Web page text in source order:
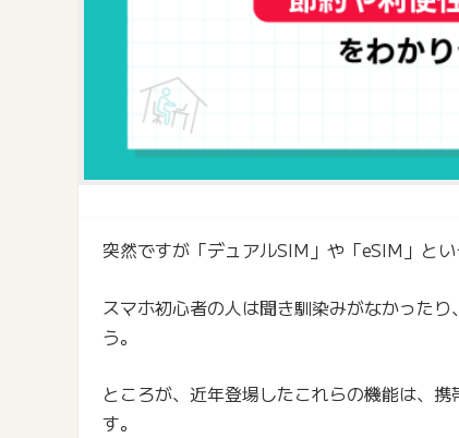
突然ですが「デュアルSIM」や「eSIM」と
スマホ初心者の人は聞き馴染みがなかった
う。
ところが、近年登場したこれらの機能は、
す。